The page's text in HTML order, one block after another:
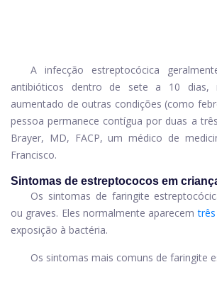
A infecção estreptocócica
antibióticos dentro de sete a 10 dias,
aumentado de outras condições (como
pessoa permanece contígua por duas a
Brayer, MD, FACP, um médico de
Francisco.
Sintomas de estreptococos em
Os sintomas de faringite
ou graves. Eles normalmente aparecem
exposição à bactéria.
Os sintomas mais comuns de faringite